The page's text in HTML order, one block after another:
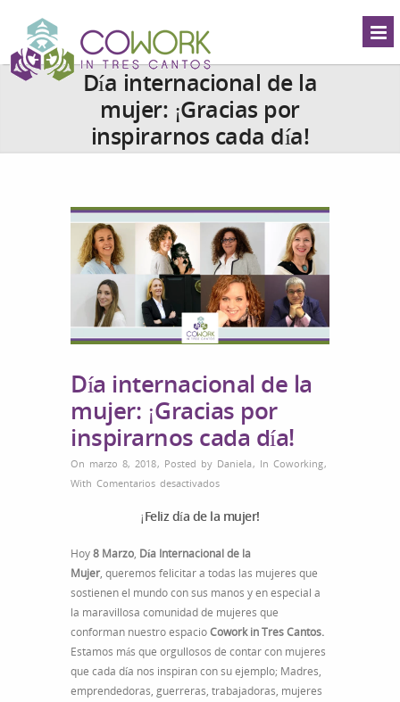
Día internacional de la
mujer: ¡Gracias por
inspirarnos cada día!
Día internacional de la
mujer: ¡Gracias por
inspirarnos cada día!
On marzo 8, 2018, Posted by Daniela, In Coworking,
With Comentarios desactivadosen
internacional
la
mujer:
¡Gracias
por
inspirarnos
cada
día!
¡Feliz día de la mujer!
Hoy8 Marzo, Día Internacional de la
Mujer, queremos felicitar a todas las mujeres que
sostienen el mundo con sus manos y en especial a
la maravillosa comunidad de mujeres que
conforman nuestro espacioCowork in Tres Cantos.
Estamos más que orgullosos de contar con mujeres
que cada día nos inspiran con su ejemplo; Madres,
emprendedoras, guerreras, trabajadoras, mujeres